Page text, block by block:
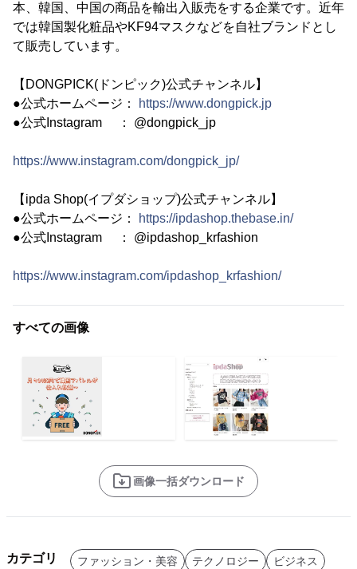
本、韓国、中国の商品を輸出入販売をする企業です。近年
では韓国製化粧品やKF94マスクなどを自社ブランドとし
て販売しています。
【DONGPICK(ドンピック)公式チャンネル】
●公式ホームページ：
https://www.dongpick.jp
●公式Instagram ： @dongpick_jp
https://www.instagram.com/dongpick_jp/
【ipda Shop(イプダショップ)公式チャンネル】
●公式ホームページ：
https://ipdashop.thebase.in/
●公式Instagram ： @ipdashop_krfashion
https://www.instagram.com/ipdashop_krfashion/
すべての画像
画像一括ダウンロード
カテゴリ ファッション・美容 テクノロジー ビジネス